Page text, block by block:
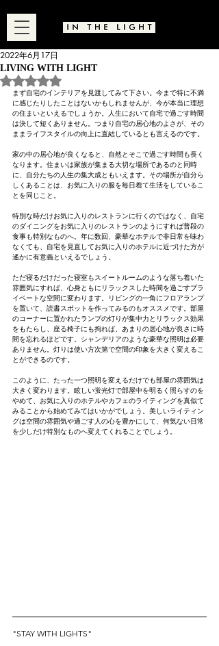
LIVING WITH LIGHT
2022年6月17日
5つ星のうちNaNと評価されています。
まず自宅のインテリアを見渡してみて下さい。今まで特に不満
に感じたりしたことはないかもしれませんが、今が本当に理想
の住まいといえるでしょうか。人生において自宅で過ごす時間
は決して短くありません。つまり自宅の居心地のよさが、その
ままライフスタイルの向上に直結しているとも言えるのです。
家の中の居心地が良くなると、自然とそこで過ごす時間も長く
なります。住まいは家族が集まる大切な場所であるのと同時
に、自分たちの人生の集大成ともいえます。その場所が自分ら
しくあることは、お気に入りの服を毎日着て生活をしているこ
とを同じこと。
特別な時だけお気に入りのレストランに行くのではなく、自宅
のダイニングをお気に入りのレストランのようにすれば普段の
食事も特別なものへ。年に数回、豪華なホテルで非日常を味わ
なくても、自宅を見直してお気に入りのホテルに近づけた方が
遙かに有意義といえるでしょう。
ただ寝るだけだった寝室もスイートルームのような落ち着いた
雰囲気にすれば、心身ともにリラックスした時間を過ごすプラ
イベートな空間に変わります。リビングの一角にフロアランプ
を置いて、読書スポットを作ってみるのもオススメです。部屋
のコーナーに置かれたランプの灯りが集中力とリラックス効果
をもたらし、座る椅子にも拘れば、あまりの居心地が良さに時
間を忘れるほどです。シャンデリアのような豪華な照明は必要
ありません。灯りは使い方次第で空間の印象を大きく変えるこ
とができるのです。
このように、たった一つ照明を変えるだけでも部屋の雰囲気は
大きく変わります。眩しい蛍光灯で部屋中を明るく照らすのを
やめて、お気に入りのホテルやカフェのライティングを真似て
みることから始めてみてはいかがでしょう。美しいライティン
グは空間の雰囲気や過ごす人の心を豊かにして、何気ない日常
を少しだけ特別なものへ変えてくれることでしょう。
"STAY WITH LIGHTS"